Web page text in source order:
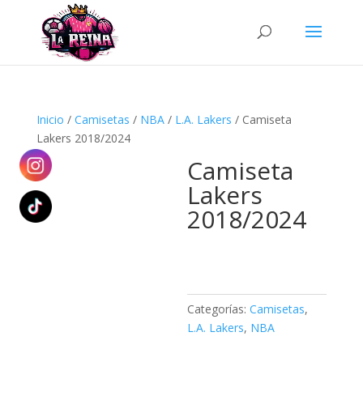
Búsqueda
productos
Inicio / Camisetas / NBA/ L.A. Lakers / Camiseta
Lakers 2018/2024
Camiseta
Lakers
2018/2024
Categorías:Camisetas,
L.A. Lakers, NBA